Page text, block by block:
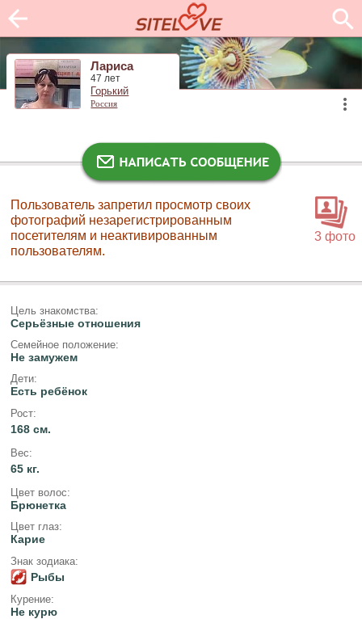
Лариса
47 лет
Горький
Россия
3 фото
Пользователь запретил просмотр своих
фотографий незарегистрированным
посетителям и неактивированным
пользователям.
Цель знакомства:
Серьёзные отношения
Семейное положение:
Не замужем
Дети:
Есть ребёнок
Рост:
168 см.
Вес:
65 кг.
Цвет волос:
Брюнетка
Цвет глаз:
Карие
Знак зодиака:
Рыбы
Курение:
Не курю